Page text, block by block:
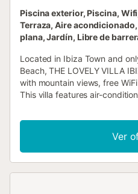
Piscina exterior, Piscina,
Terraza, Aire
plana, Jardín, Libre de
Located in Ibiza Town and
Beach, THE LOVELY VILLA
with mountain views, free
This villa features air-
Ver